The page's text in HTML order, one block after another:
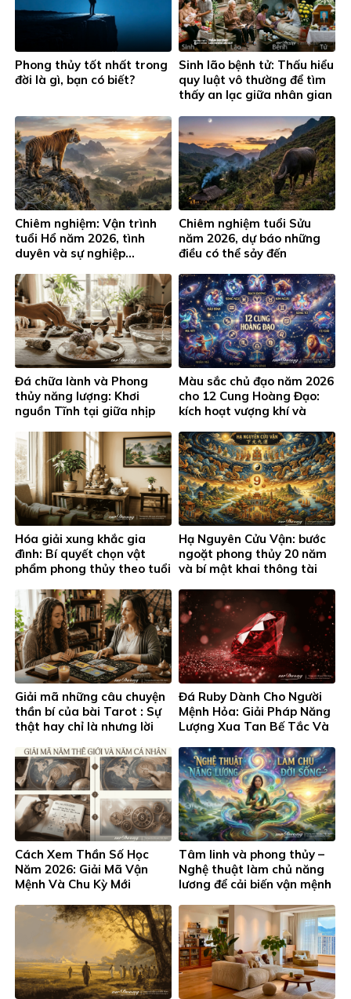
Phong thủy tốt nhất trong
đời là gì, bạn có biết?
Sinh lão bệnh tử: Thấu hiểu
quy luật vô thường để tìm
thấy an lạc giữa nhân gian
Chiêm nghiệm: Vận trình
tuổi Hổ năm 2026, tình
duyên và sự nghiệp…
Chiêm nghiệm tuổi Sửu
năm 2026, dự báo những
điều có thể sảy đến
Đá chữa lành và Phong
thủy năng lượng: Khơi
nguồn Tĩnh tại giữa nhịp
Màu sắc chủ đạo năm 2026
cho 12 Cung Hoàng Đạo:
kích hoạt vượng khí và
Hóa giải xung khắc gia
đình: Bí quyết chọn vật
phẩm phong thủy theo tuổi
Hạ Nguyên Cửu Vận: bước
ngoặt phong thủy 20 năm
và bí mật khai thông tài
Giải mã những câu chuyện
thần bí của bài Tarot : Sự
thật hay chỉ là nhưng lời
Đá Ruby Dành Cho Người
Mệnh Hỏa: Giải Pháp Năng
Lượng Xua Tan Bế Tắc Và
Cách Xem Thần Số Học
Năm 2026: Giải Mã Vận
Mệnh Và Chu Kỳ Mới
Tâm linh và phong thủy –
Nghệ thuật làm chủ năng
lương để cải biến vận mệnh